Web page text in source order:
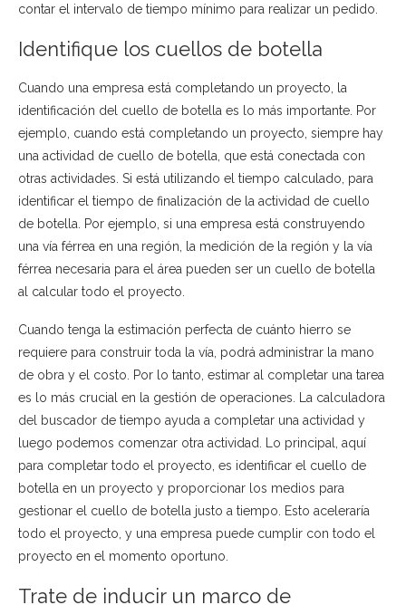
contar el intervalo de tiempo mínimo para realizar un pedido.
Identifique los cuellos de botella
Cuando una empresa está completando un proyecto, la
identificación del cuello de botella es lo más importante. Por
ejemplo, cuando está completando un proyecto, siempre hay
una actividad de cuello de botella, que está conectada con
otras actividades. Si está utilizando el tiempo calculado, para
identificar el tiempo de finalización de la actividad de cuello
de botella. Por ejemplo, si una empresa está construyendo
una vía férrea en una región, la medición de la región y la vía
férrea necesaria para el área pueden ser un cuello de botella
al calcular todo el proyecto.
Cuando tenga la estimación perfecta de cuánto hierro se
requiere para construir toda la vía, podrá administrar la mano
de obra y el costo. Por lo tanto, estimar al completar una tarea
es lo más crucial en la gestión de operaciones. La calculadora
del buscador de tiempo ayuda a completar una actividad y
luego podemos comenzar otra actividad. Lo principal, aquí
para completar todo el proyecto, es identificar el cuello de
botella en un proyecto y proporcionar los medios para
gestionar el cuello de botella justo a tiempo. Esto aceleraría
todo el proyecto, y una empresa puede cumplir con todo el
proyecto en el momento oportuno.
Trate de inducir un marco de